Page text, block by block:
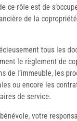
ce rôle est de
de la
tous les
le règlement de
de l’immeuble, les
ou encore les
de service.
votre